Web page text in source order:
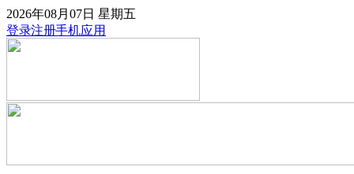
2026年08月07日 星期五
登录注册手机应用